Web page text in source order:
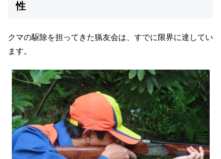
性
クマの駆除を担ってきた猟友会は、すでに限界に達してい
ます。